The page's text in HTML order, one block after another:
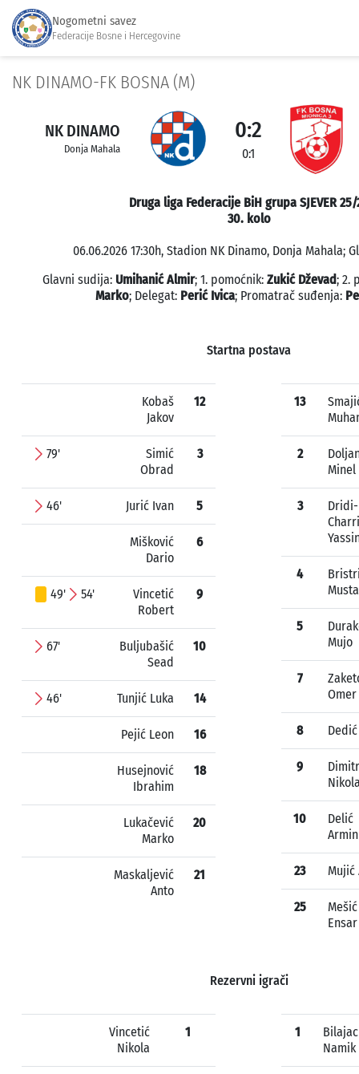
Nogometni savez
Federacije Bosne i Hercegovine
NK DINAMO-FK BOSNA (M)
NK DINAMO
Donja Mahala
0:2
0:1
Druga liga Federacije BiH grupa SJEVER 25/
30. kolo
06.06.2026 17:30h, Stadion NK Dinamo, Donja Mahala;
Glavni sudija: Umihanić Almir; 1. pomoćnik: Zukić Dževad; 2.
Marko; Delegat: Perić Ivica; Promatrač suđenja:
Startna postava
Kobaš
Jakov
12
79'
Simić
Obrad
3
46' Jurić Ivan 5
Mišković
Dario
6
49' 54'
Vincetić
Robert
9
67'
Buljubašić
Sead
10
46' Tunjić Luka 14
Pejić Leon 16
Husejnović
Ibrahim
18
Lukačević
Marko
20
Maskaljević
Anto
21
13
2
Minel
3
Dridi-
4
5
Mujo
7
Omer
8
9
10
Delić
Armin
23 Mujić
25
Mešić
Ensar
Rezervni igrači
Vincetić
Nikola
1 1
Bilajac
Namik